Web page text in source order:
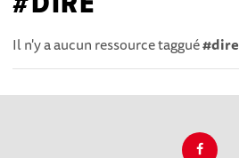
Il n'y a aucun ressource taggué#dire